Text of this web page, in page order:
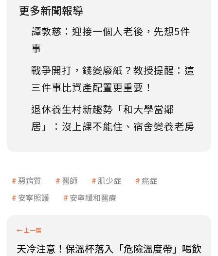
更多新聞報導
譚敦慈：迎接一個人老後，先想5件
事
戰爭開打，錢變廢紙？教授提醒：這
三件事比資產配置更重要！
退休養生村新趨勢「和大學當鄰
居」：沒上課不能住、宿舍變養老房
惡病質 醫師 肌少症
癌症
安寧照護
安寧緩和醫療
天冷注意！保溫杯落入「危險溫度帶」喝飲